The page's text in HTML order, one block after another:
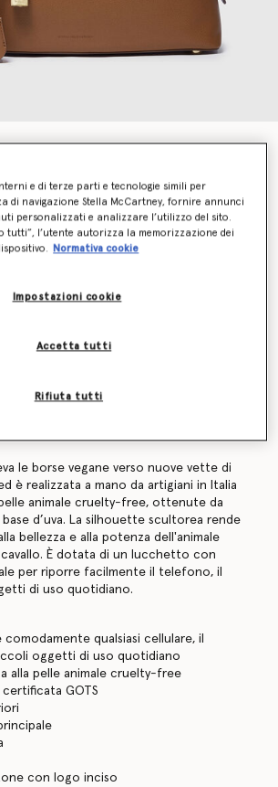
le borse vegane verso nuove vette di
è realizzata a mano da artigiani in Italia
animale cruelty-free, ottenute da
d’uva. La silhouette scultorea rende
bellezza e alla potenza dell'animale
È dotata di un lucchetto con
per riporre facilmente il telefono, il
di uso quotidiano.
comodamente qualsiasi cellulare, il
oggetti di uso quotidiano
alla pelle animale cruelty-free
GOTS
con logo inciso
e di terze parti e tecnologie simili per
di navigazione Stella McCartney, fornire annunci
personalizzati e analizzare l’utilizzo del sito.
tutti”, l’utente autorizza la memorizzazione dei
Normativa cookie
Impostazioni cookie
Rifiuta tutti
Accetta tutti